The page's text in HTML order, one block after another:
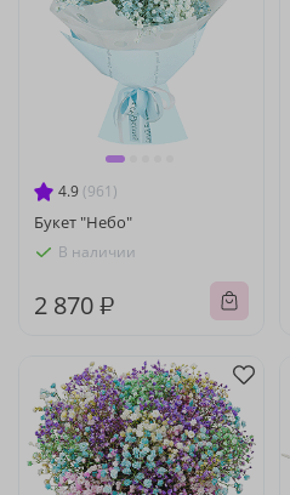
4.9 (961)
Букет "Небо"
В наличии
2 870 ₽